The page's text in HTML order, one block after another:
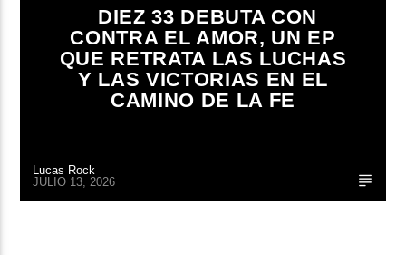
DIEZ 33 DEBUTA CON
CONTRA EL AMOR, UN EP
QUE RETRATA LAS LUCHAS
Y LAS VICTORIAS EN EL
CAMINO DE LA FE
Lucas Rock
JULIO 13, 2026